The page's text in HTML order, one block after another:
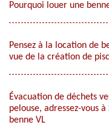
Pourquoi louer une
Pensez à la location de
vue de la création de
Évacuation de déchets
pelouse, adressez-vous
benne VL